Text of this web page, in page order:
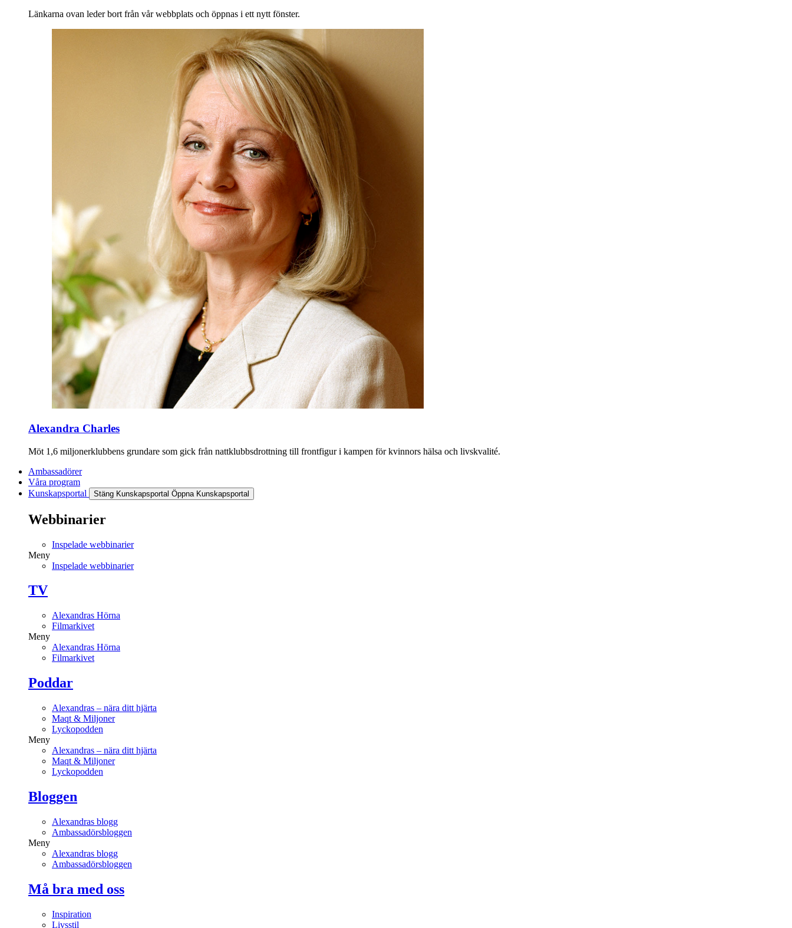
Länkarna ovan leder bort från vår webbplats och öppnas i ett nytt fönster.
Alexandra Charles
Möt 1,6 miljonerklubbens grundare som gick från nattklubbsdrottning till frontfigur i kampen för kvinnors hälsa och livskvalité.
Ambassadörer
Våra program
Kunskapsportal
Stäng Kunskapsportal Öppna Kunskapsportal
Webbinarier
Inspelade webbinarier
Meny
Inspelade webbinarier
TV
Alexandras Hörna
Filmarkivet
Meny
Alexandras Hörna
Filmarkivet
Poddar
Alexandras – nära ditt hjärta
Maqt & Miljoner
Lyckopodden
Meny
Alexandras – nära ditt hjärta
Maqt & Miljoner
Lyckopodden
Bloggen
Alexandras blogg
Ambassadörsbloggen
Meny
Alexandras blogg
Ambassadörsbloggen
Må bra med oss
Inspiration
Livsstil